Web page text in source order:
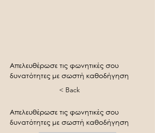
Απελευθέρωσε τις φωνητικές σου
δυνατότητες με σωστή καθοδήγηση
< Back
Απελευθέρωσε τις φωνητικές σου
δυνατότητες με σωστή καθοδήγηση